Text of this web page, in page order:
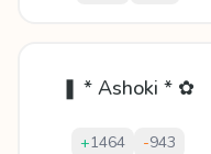
❚ * Ashoki * ✿
+1464 -943